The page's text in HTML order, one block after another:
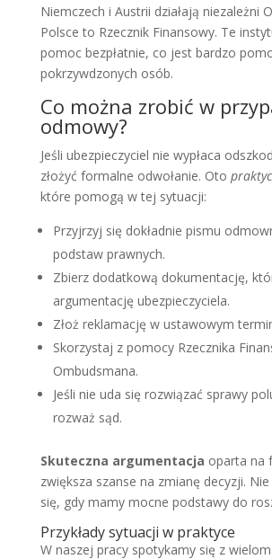
Niemczech i Austrii działają niezależni
Polsce to Rzecznik Finansowy. Te
pomoc bezpłatnie, co jest bardzo
pokrzywdzonych osób.
Co można zrobić w
odmowy?
Jeśli ubezpieczyciel nie wypłaca
złożyć formalne odwołanie. Oto
które pomogą w tej sytuacji:
Przyjrzyj się dokładnie pismu
podstaw prawnych.
Zbierz dodatkową dokumentację,
argumentację ubezpieczyciela.
Złoż reklamację w ustawowym
Skorzystaj z pomocy Rzecznika
Ombudsmana.
Jeśli nie uda się rozwiązać sprawy
rozważ sąd.
Skuteczna argumentacja oparta na
zwiększa szanse na zmianę decyzji.
się, gdy mamy mocne podstawy do
Przykłady sytuacji w praktyce
W naszej pracy spotykamy się z